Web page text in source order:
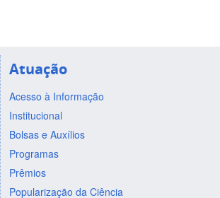
Atuação
Acesso à Informação
Institucional
Bolsas e Auxílios
Programas
Prêmios
Popularização da Ciência